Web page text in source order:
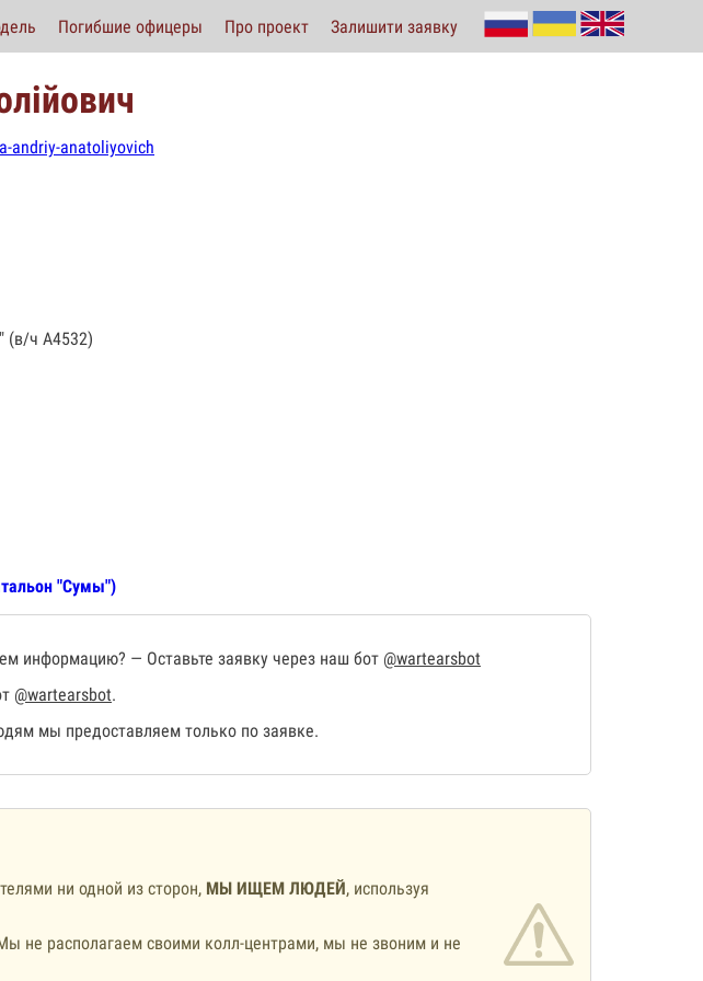
Погибшие офицеры Про проект Залишити заявку
andriy-anatoliyovich
(в/ч А4532)
"Сумы")
информацию? — Оставьте заявку через наш бот @wartearsbot
@wartearsbot.
мы предоставляем только по заявке.
ни одной из сторон, МЫ ИЩЕМ ЛЮДЕЙ, используя
не располагаем своими колл-центрами, мы не звоним и не